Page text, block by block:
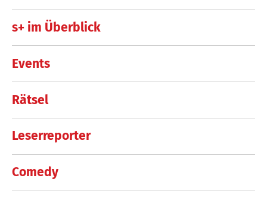
s+ im Überblick
Events
Rätsel
Leserreporter
Comedy